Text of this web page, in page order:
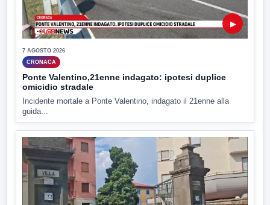
▶
7 AGOSTO 2026
CRONACA
Ponte Valentino,21enne indagato: ipotesi duplice
omicidio stradale
Incidente mortale a Ponte Valentino, indagato il 21enne alla
guida...